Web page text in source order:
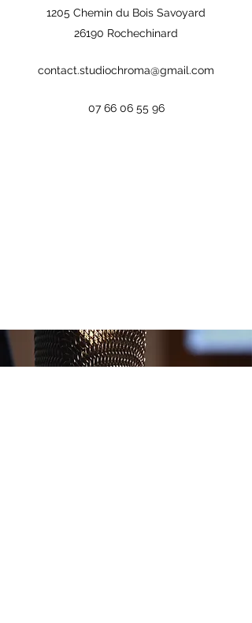
1205 Chemin du Bois Savoyard
26190 Rochechinard
contact.studiochroma@gmail.com
07 66 06 55 96